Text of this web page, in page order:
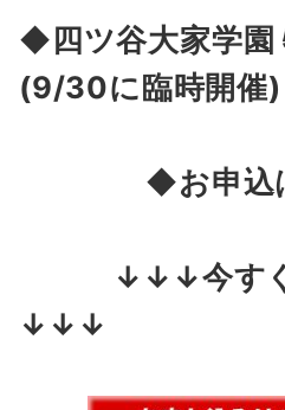
◆四ツ谷大家学園
(9/30に臨時開催)
◆お申込は
↓↓↓今すぐ
↓↓↓